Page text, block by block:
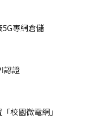
專網倉儲
認證
校園微電網」